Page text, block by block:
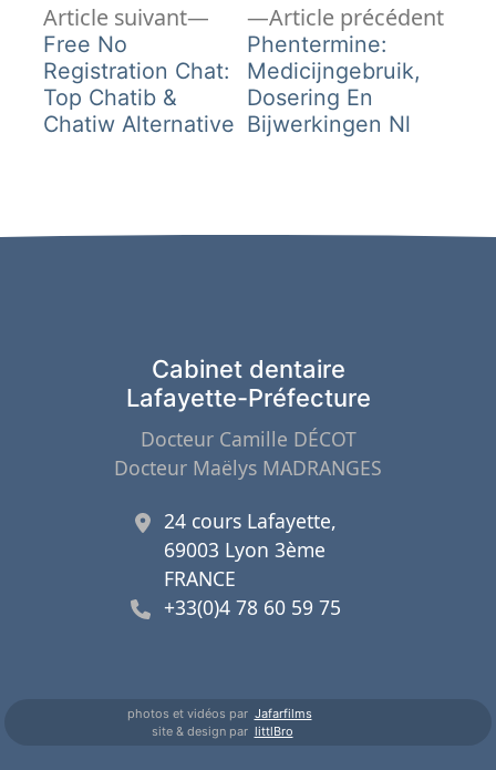
Navigation
de
l’article
Article précédent
Phentermine:
Medicijngebruik,
Dosering En
Bijwerkingen Nl
Article suivant
Article
suivant :
Free No
Registration Chat:
Top Chatib &
Chatiw Alternative
Cabinet dentaire
Lafayette-Préfecture
Docteur Camille DÉCOT
Docteur Maëlys MADRANGES
24 cours Lafayette,
69003 Lyon 3ème
FRANCE
+33(0)4 78 60 59 75
photos et vidéos par Jafarfilms
site & design par littlBro